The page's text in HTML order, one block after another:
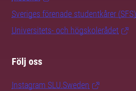
Sveriges förenade studentkårer (SFS)
Universitets- och högskolerådet
Följ oss
Instagram SLU.Sweden